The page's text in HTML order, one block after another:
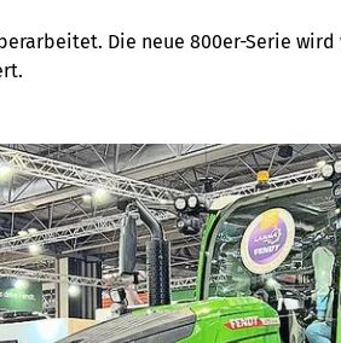
Die neue 800er-Serie